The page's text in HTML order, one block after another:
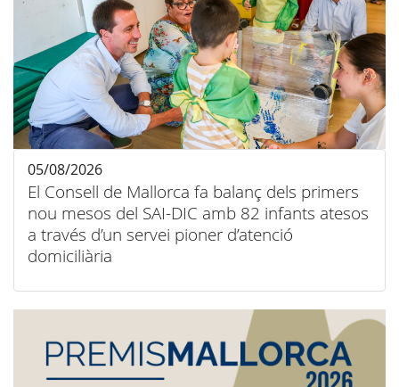
El Consell de Mallorca fa balanç dels primers
nou mesos del SAI-DIC amb 82 infants atesos
a través d’un servei pioner d’atenció
domiciliària
05/08/2026